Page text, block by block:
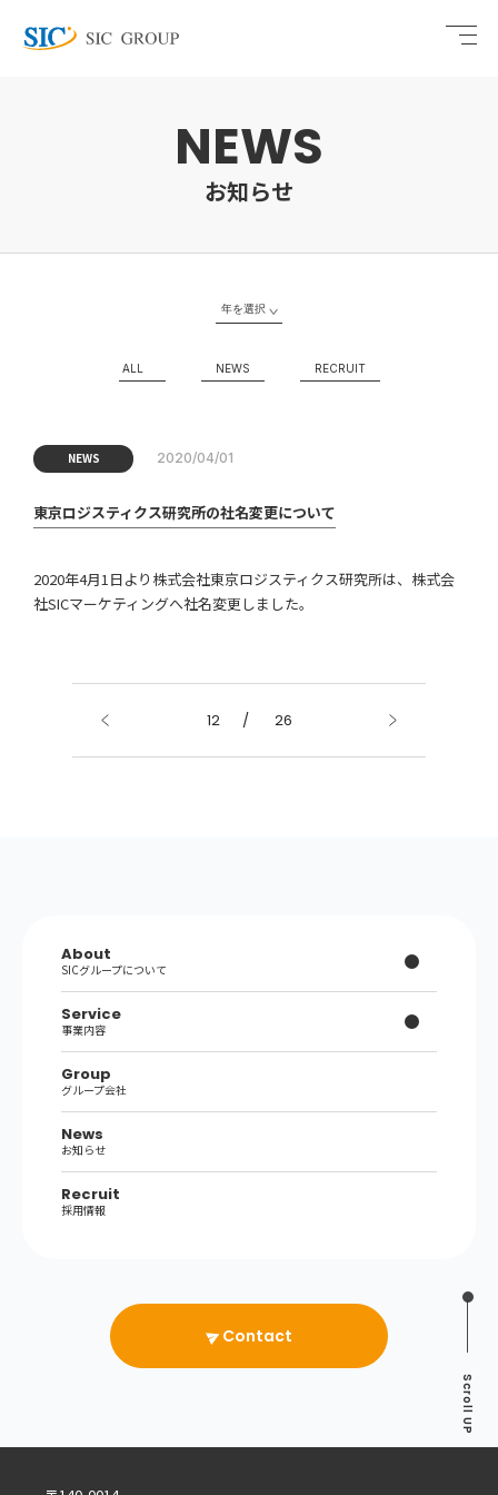
NEWS
お知らせ
年を選択
ALL NEWS RECRUIT
NEWS 2020/04/01
東京ロジスティクス研究所の社名変更について
2020年4月1日より株式会社東京ロジスティクス研究所は、株式会
社SICマーケティングへ社名変更しました。
12 / 26
Scroll
UP
About
SICグループについて
Service
事業内容
Group
グループ会社
News
お知らせ
Recruit
採用情報
Contact